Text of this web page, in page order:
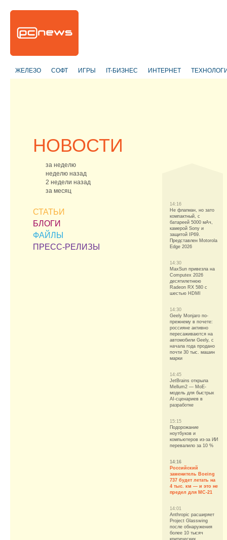
ЖЕЛЕЗО СОФТ ИГРЫ IT-БИЗНЕС ИНТЕРНЕТ
НОВОСТИ
за неделю
неделю назад
2 недели назад
за месяц
СТАТЬИ
БЛОГИ
ФАЙЛЫ
ПРЕСС-РЕЛИЗЫ
14:16
Не флагман, но зато
компактный, с
батареей 5000 мАч,
камерой Sony и
защитой IP69.
Представлен Motorola
Edge 2026
14:30
MaxSun привезла на
Computex 2026
десятилетнюю
Radeon RX 580 с
шестью HDMI
14:30
Geely Monjaro по-
прежнему в почете:
россияне активно
пересаживаются на
автомобили Geely, с
начала года продано
почти 30 тыс. машин
марки
14:45
JetBrains открыла
Mellum2 — MoE-
модель для быстрых
AI-сценариев в
разработке
15:15
Подорожание
ноутбуков и
компьютеров из-за ИИ
перевалило за 10 %
14:16
Российский
заменитель Boeing
737 будет летать на
4 тыс. км — и это не
предел для МС-21
14:01
Anthropic расширяет
Project Glasswing
после обнаружения
более 10 тысяч
критических